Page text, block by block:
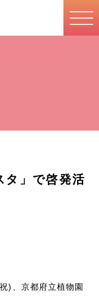
」で啓発活
)、京都府立植物園